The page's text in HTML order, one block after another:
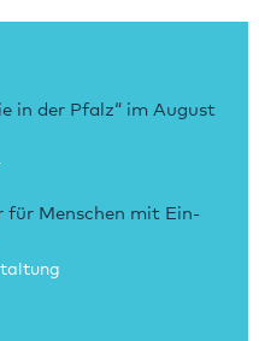
in der Pfalz“ im August
für Menschen mit Ein-